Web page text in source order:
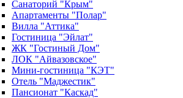
Санаторий "Крым"
Апартаменты "Полар"
Вилла "Аттика"
Гостиница "Эйлат"
ЖК "Гостиный Дом"
ЛОК "Айвазовское"
Мини-гостиница "КЭТ"
Отель "Маджестик"
Пансионат "Каскад"